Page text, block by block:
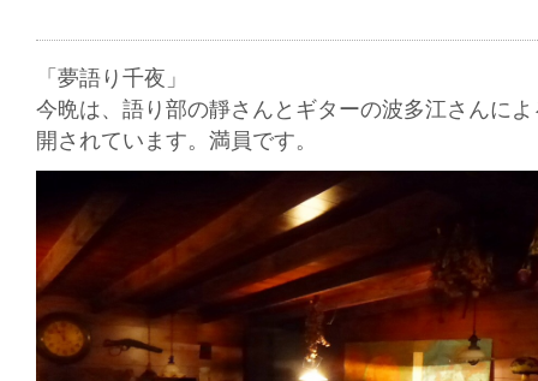
「夢語り千夜」
今晩は、語り部の靜さんとギターの波多江さんに
開されています。満員です。